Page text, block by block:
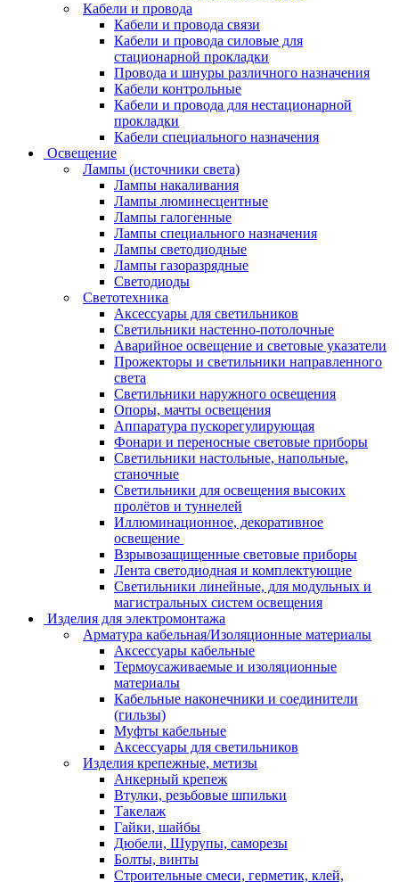
Кабели и провода
Кабели и провода связи
Кабели и провода силовые для
стационарной прокладки
Провода и шнуры различного назначения
Кабели контрольные
Кабели и провода для нестационарной
прокладки
Кабели специального назначения
Освещение
Лампы (источники света)
Лампы накаливания
Лампы люминесцентные
Лампы галогенные
Лампы специального назначения
Лампы светодиодные
Лампы газоразрядные
Светодиоды
Светотехника
Аксессуары для светильников
Светильники настенно-потолочные
Аварийное освещение и световые указатели
Прожекторы и светильники направленного
света
Светильники наружного освещения
Опоры, мачты освещения
Аппаратура пускорегулирующая
Фонари и переносные световые приборы
Светильники настольные, напольные,
станочные
Светильники для освещения высоких
пролётов и туннелей
Иллюминационное, декоративное
освещение
Взрывозащищенные световые приборы
Лента светодиодная и комплектующие
Светильники линейные, для модульных и
магистральных систем освещения
Изделия для электромонтажа
Арматура кабельная/Изоляционные материалы
Аксессуары кабельные
Термоусаживаемые и изоляционные
материалы
Кабельные наконечники и соединители
(гильзы)
Муфты кабельные
Аксессуары для светильников
Изделия крепежные, метизы
Анкерный крепеж
Втулки, резьбовые шпильки
Такелаж
Гайки, шайбы
Дюбели, Шурупы, саморезы
Болты, винты
Строительные смеси, герметик, клей,